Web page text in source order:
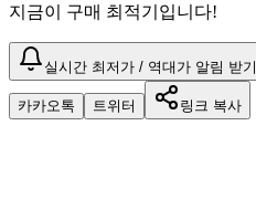
지금이 구매 최적기입니다!
실시간 최저가 / 역대가 알림 받기
카카오톡 트위터 링크 복사